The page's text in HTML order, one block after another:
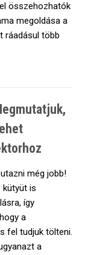
összehozhatók
megoldása a
ráadásul több
még jobb!
kütyüt is
így
a
fel tudjuk tölteni.
a